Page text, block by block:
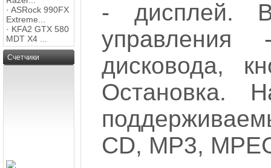
· ASRock 990FX
Extreme...
· KFA2 GTX 580
MDT X4 ...
Счетчики
- дисплей.
управления
дисковода,
Остановка.
CD, MP3,